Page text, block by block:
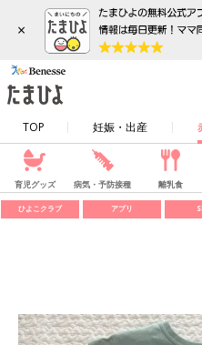
×
TOP 妊娠・出産
育児グッズ 病気・予防接種 離乳食
ひよこクラブ アプリ